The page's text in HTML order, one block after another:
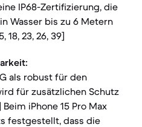
IP68-Zertifizierung, die
Wasser bis zu 6 Metern
18, 23, 26, 39]
als robust für den
für zusätzlichen Schutz
iPhone 15 Pro Max
festgestellt, dass die